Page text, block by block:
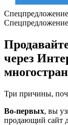
Спецпредложение
через
Три причины,
Во-первых, вы
продающий сайт